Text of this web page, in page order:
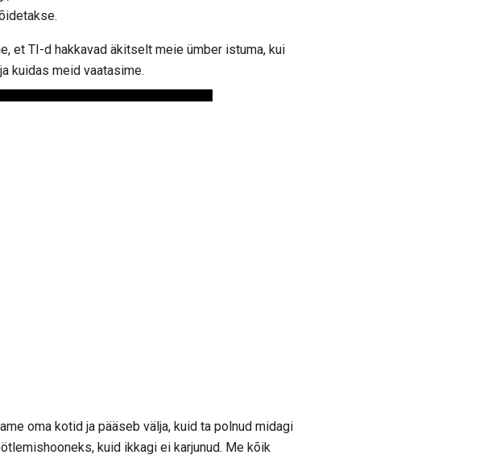
et TI-d hakkavad äkitselt meie ümber istuma, kui
kuidas meid vaatasime.
oma kotid ja pääseb välja, kuid ta polnud midagi
kuid ikkagi ei karjunud. Me kõik